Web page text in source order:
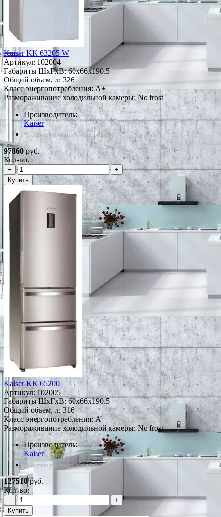
Kaiser KK 63205 W
Артикул: 102004
Габариты ШxГxВ: 60x66x190.5
Общий объем, л: 326
Класс энергопотребления: A+
Размораживание холодильной камеры: No frost
Производитель:
Kaiser
*Наличие уточняйте у менеджера
97860руб.
Кол-во:
−
+
Купить
Kaiser KK 65200
Артикул:102005
Габариты ШxГxВ: 60x66x190.5
Общий объем, л: 316
Класс энергопотребления: A
Размораживание холодильной камеры: No frost
Производитель:
Kaiser
*Наличие уточняйте у менеджера
127510руб.
Кол-во:
−
+
Купить